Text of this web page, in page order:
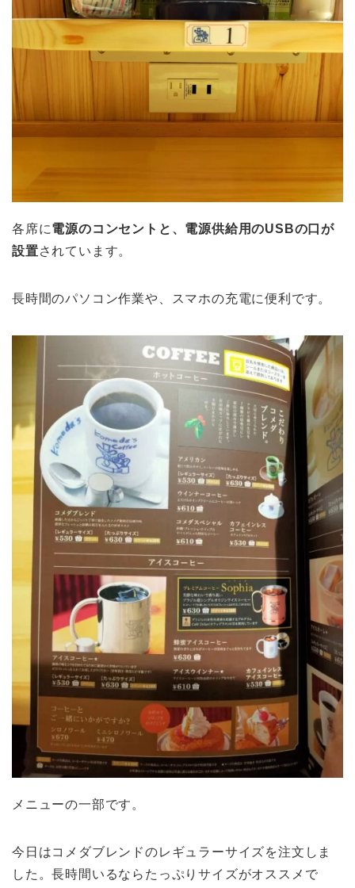
各席に電源のコンセントと、電源供給用のUSBの口が
設置されています。
長時間のパソコン作業や、スマホの充電に便利です。
メニューの一部です。
今日はコメダブレンドのレギュラーサイズを注文しま
した。長時間いるならたっぷりサイズがオススメで